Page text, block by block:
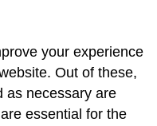
your experience
Out of these,
as necessary are
essential for the